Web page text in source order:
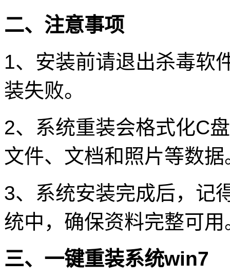
二、注意事项
1、安装前请退出杀毒软
装失败。
2、系统重装会格式化C
文件、文档和照片等数据
3、系统安装完成后，记
统中，确保资料完整可用
三、一键重装系统win7